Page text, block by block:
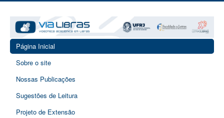
Página Inicial
Sobre o site
Nossas Publicações
Sugestões de Leitura
Projeto de Extensão